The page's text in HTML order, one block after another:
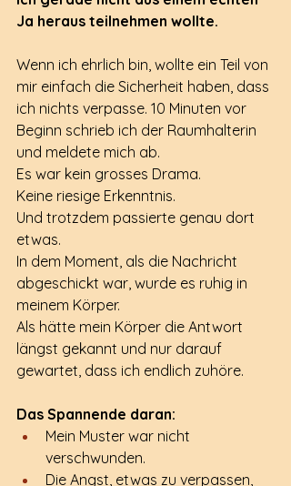
Ja heraus teilnehmen wollte.
Wenn ich ehrlich bin, wollte ein Teil von
mir einfach die Sicherheit haben, dass
ich nichts verpasse. 10 Minuten vor
Beginn schrieb ich der Raumhalterin
und meldete mich ab.
Es war kein grosses Drama.
Keine riesige Erkenntnis.
Und trotzdem passierte genau dort
etwas.
In dem Moment, als die Nachricht
abgeschickt war, wurde es ruhig in
meinem Körper.
Als hätte mein Körper die Antwort
längst gekannt und nur darauf
gewartet, dass ich endlich zuhöre.
Das Spannende daran:
Mein Muster war nicht
verschwunden.
Die Angst, etwas zu verpassen,